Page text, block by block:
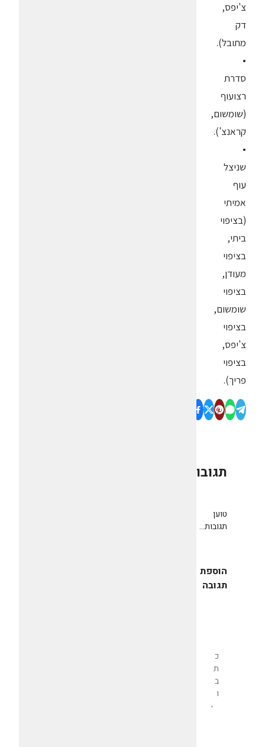
צ'יפס,
דק
מתובל).
•
סדרת
רצועוף
(שומשום,
קראנצ').
•
שניצל
עוף
אמיתי
(בציפוי
ביתי,
בציפוי
מעודן,
בציפוי
שומשום,
בציפוי
צ'יפס,
בציפוי
פריך).
תגובות
טוען
תגובות...
הוספת
תגובה